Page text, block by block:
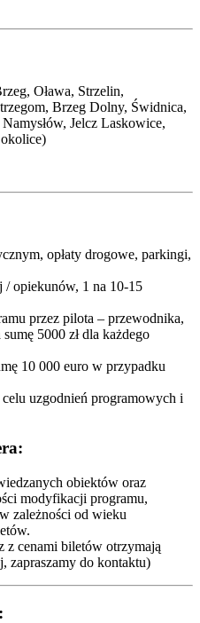
Oława, Strzelin,
Brzeg Dolny, Świdnica,
Jelcz Laskowice,
)
opłaty drogowe, parkingi,
/ opiekunów, 1 na 10-15
przez pilota – przewodnika,
5000 zł dla każdego
10 000 euro w przypadku
uzgodnień programowych i
obiektów oraz
modyfikacji programu,
zależności od wieku
z cenami biletów otrzymają
zapraszamy do kontaktu)